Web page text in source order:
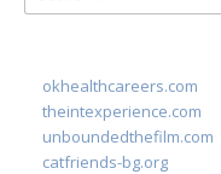
for:
okhealthcareers.com
theintexperience.com
unboundedthefilm.com
catfriends-bg.org